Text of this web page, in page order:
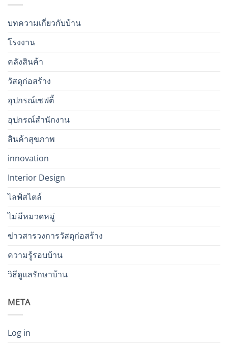
บทความเกี่ยวกับบ้าน
โรงงาน
คลังสินค้า
วัสดุก่อสร้าง
อุปกรณ์เซฟตี้
อุปกรณ์สำนักงาน
สินค้าสุขภาพ
innovation
Interior Design
ไลฟ์สไตล์
ไม่มีหมวดหมู่
ข่าวสารวงการวัสดุก่อสร้าง
ความรู้รอบบ้าน
วิธีดูแลรักษาบ้าน
META
Log in